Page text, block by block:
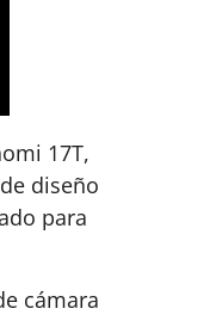
17T,
diseño
para
cámara